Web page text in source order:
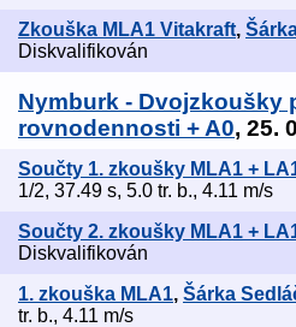
Zkouška MLA1 Vitakraft,
Diskvalifikován
Nymburk - Dvojzkoušky
rovnodennosti + A0, 25.
Součty 1. zkoušky MLA1 +
1/2, 37.49 s, 5.0 tr. b., 4.11 m/s
Součty 2. zkoušky MLA1 +
Diskvalifikován
1. zkouška MLA1, Šárka
tr. b., 4.11 m/s